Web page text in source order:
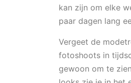
kan zijn om elke
paar dagen lang
Vergeet de
fotoshoots in
gewoon om te